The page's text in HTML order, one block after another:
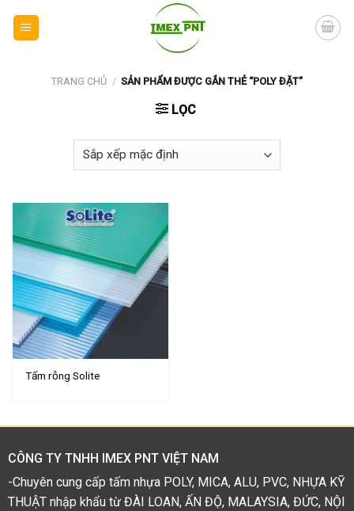
TRANG CHỦ / SẢN PHẨM ĐƯỢC GẮN THẺ “POLY ĐẶT”
LỌC
Tấm rỗng Solite
CÔNG TY TNHH IMEX PNT VIỆT NAM
-Chuyên cung cấp tấm nhựa POLY, MICA, ALU, PVC, NHỰA KỸ
THUẬT nhập khẩu từ ĐÀI LOAN, ẤN ĐỘ, MALAYSIA, ĐỨC, NỘI